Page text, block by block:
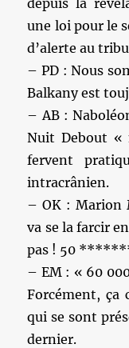
une loi pour le
d’alerte au
– PD : Nous
Balkany est
– AB :
Nuit Debout «
fervent
intracrânien.
– OK : Marion
va se la farcir
pas ! 50
– EM : « 60
Forcément, ça
qui se sont
dernier.